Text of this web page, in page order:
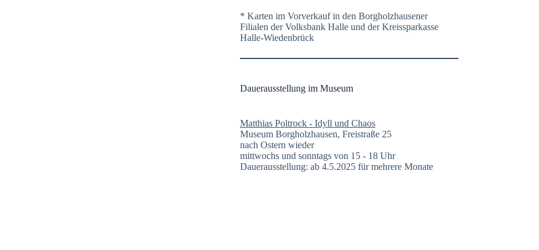
* Karten im Vorverkauf in den Borgholzhausener
Filialen der Volksbank Halle und der Kreissparkasse
Halle-Wiedenbrück
Dauerausstellung im Museum
Matthias Poltrock - Idyll und Chaos
Museum Borgholzhausen, Freistraße 25
nach Ostern wieder
mittwochs und sonntags von 15 - 18 Uhr
Dauerausstellung: ab 4.5.2025 für mehrere Monate